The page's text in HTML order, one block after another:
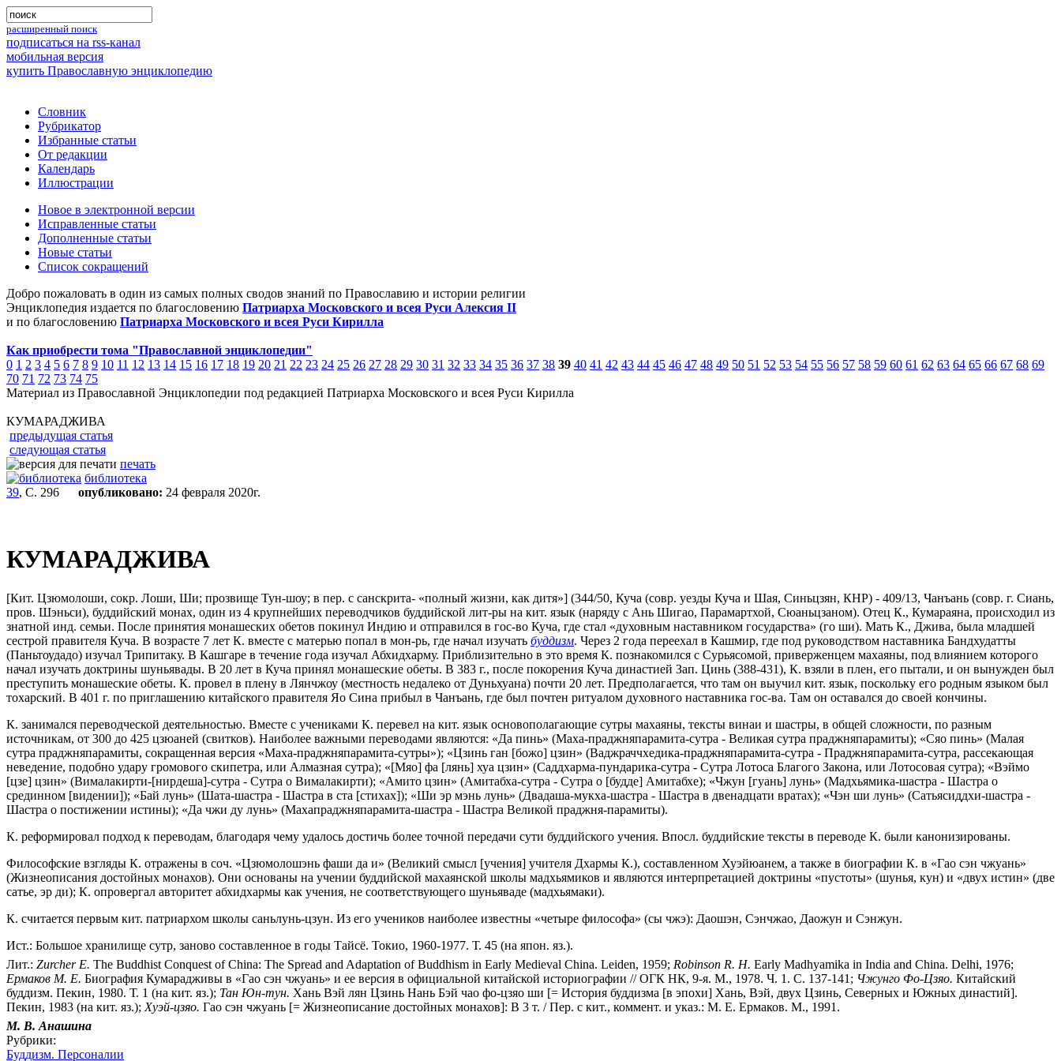
расширенный поиск
подписаться на rss-канал
мобильная версия
купить Православную энциклопедию
Словник
Рубрикатор
Избранные статьи
От редакции
Календарь
Иллюстрации
Новое в электронной версии
Исправленные статьи
Дополненные статьи
Новые статьи
Список сокращений
Добро пожаловать в один из самых полных сводов знаний по Православию и истории религии
Энциклопедия издается по благословению Патриарха Московского и всея Руси Алексия II
и по благословению Патриарха Московского и всея Руси Кирилла
Как приобрести тома "Православной энциклопедии"
0 1 2 3 4 5 6 7 8 9 10 11 12 13 14 15 16 17 18 19 20 21 22 23 24 25 26 27 28 29 30 31 32 33 34 35 36 37 38 39 40 41 42 43 44 45 46 47 48 49 50 51 52 53 54 55 56 57 58 59 60 61 62 63 64 65 66 67 68 69
70 71 72 73 74 75
Материал из Православной Энциклопедии под редакцией Патриарха Московского и всея Руси Кирилла
КУМАРАДЖИВА
предыдущая статья
следующая статья
печать
библиотека
39, С. 296 опубликовано: 24 февраля 2020г.
КУМАРАДЖИВА
[Кит. Цзюмолоши, сокр. Лоши, Ши; прозвище Тун-шоу; в пер. с санскрита- «полный жизни, как дитя»] (344/50, Куча (совр. уезды Куча и Шая, Синьцзян, КНР) - 409/13, Чанъань (совр. г. Сиань,
пров. Шэньси), буддийский монах, один из 4 крупнейших переводчиков буддийской лит-ры на кит. язык (наряду с Ань Шигао, Парамартхой, Сюаньцзаном). Отец К., Кумараяна, происходил из
знатной инд. семьи. После принятия монашеских обетов покинул Индию и отправился в гос-во Куча, где стал «духовным наставником государства» (го ши). Мать К., Джива, была младшей
сестрой правителя Куча. В возрасте 7 лет К. вместе с матерью попал в мон-рь, где начал изучать буддизм. Через 2 года переехал в Кашмир, где под руководством наставника Бандхудатты
(Паньтоудадо) изучал Трипитаку. В Кашгаре в течение года изучал Абхидхарму. Приблизительно в это время К. познакомился с Сурьясомой, приверженцем махаяны, под влиянием которого
начал изучать доктрины шуньявады. В 20 лет в Куча принял монашеские обеты. В 383 г., после покорения Куча династией Зап. Цинь (388-431), К. взяли в плен, его пытали, и он вынужден был
преступить монашеские обеты. К. провел в плену в Лянчжоу (местность недалеко от Дуньхуана) почти 20 лет. Предполагается, что там он выучил кит. язык, поскольку его родным языком был
тохарский. В 401 г. по приглашению китайского правителя Яо Сина прибыл в Чанъань, где был почтен ритуалом духовного наставника гос-ва. Там он оставался до своей кончины.
К. занимался переводческой деятельностью. Вместе с учениками К. перевел на кит. язык основополагающие сутры махаяны, тексты винаи и шастры, в общей сложности, по разным
источникам, от 300 до 425 цзюаней (свитков). Наиболее важными переводами являются: «Да пинь» (Маха-праджняпарамита-сутра - Великая сутра праджняпарамиты); «Сяо пинь» (Малая
сутра праджняпарамиты, сокращенная версия «Маха-праджняпарамита-сутры»); «Цзинь ган [божо] цзин» (Ваджраччхедика-праджняпарамита-сутра - Праджняпарамита-сутра, рассекающая
неведение, подобно удару громового скипетра, или Алмазная сутра); «[Мяо] фа [лянь] хуа цзин» (Саддхарма-пундарика-сутра - Сутра Лотоса Благого Закона, или Лотосовая сутра); «Вэймо
[цзе] цзин» (Вималакирти-[нирдеша]-сутра - Сутра о Вималакирти); «Амито цзин» (Амитабха-сутра - Сутра о [будде] Амитабхе); «Чжун [гуань] лунь» (Мадхьямика-шастра - Шастра о
срединном [видении]); «Бай лунь» (Шата-шастра - Шастра в ста [стихах]); «Ши эр мэнь лунь» (Двадаша-мукха-шастра - Шастра в двенадцати вратах); «Чэн ши лунь» (Сатьясиддхи-шастра -
Шастра о постижении истины); «Да чжи ду лунь» (Махапраджняпарамита-шастра - Шастра Великой праджня-парамиты).
К. реформировал подход к переводам, благодаря чему удалось достичь более точной передачи сути буддийского учения. Впосл. буддийские тексты в переводе К. были канонизированы.
Философские взгляды К. отражены в соч. «Цзюмолошэнь фаши да и» (Великий смысл [учения] учителя Дхармы К.), составленном Хуэйюанем, а также в биографии К. в «Гао сэн чжуань»
(Жизнеописания достойных монахов). Они основаны на учении буддийской махаянской школы мадхьямиков и являются интерпретацией доктрины «пустоты» (шунья, кун) и «двух истин» (две
сатье, эр ди); К. опровергал авторитет абхидхармы как учения, не соответствующего шуньяваде (мадхьямаки).
К. считается первым кит. патриархом школы саньлунь-цзун. Из его учеников наиболее известны «четыре философа» (сы чжэ): Даошэн, Сэнчжао, Даожун и Сэнжун.
Ист.: Большое хранилище сутр, заново составленное в годы Тайсё. Токио, 1960-1977. Т. 45 (на япон. яз.).
Лит.: Zurcher E. The Buddhist Conquest of China: The Spread and Adaptation of Buddhism in Early Medieval China. Leiden, 1959; Robinson R. H. Early Madhyamika in India and China. Delhi, 1976;
Ермаков М. Е. Биография Кумарадживы в «Гао сэн чжуань» и ее версия в официальной китайской историографии // ОГК НК, 9-я. М., 1978. Ч. 1. С. 137-141; Чжунго Фо-Цзяо. Китайский
буддизм. Пекин, 1980. Т. 1 (на кит. яз.); Тан Юн-тун. Хань Вэй лян Цзинь Нань Бэй чао фо-цзяо ши [= История буддизма [в эпохи] Хань, Вэй, двух Цзинь, Северных и Южных династий].
Пекин, 1983 (на кит. яз.); Хуэй-цзяо. Гао сэн чжуань [= Жизнеописание достойных монахов]: В 3 т. / Пер. с кит., коммент. и указ.: М. Е. Ермаков. М., 1991.
М. В. Анашина
Рубрики:
Буддизм. Персоналии